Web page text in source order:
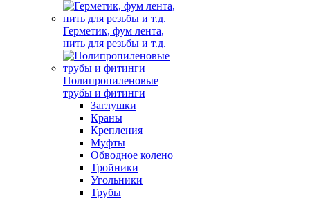
Герметик, фум лента,
нить для резьбы и т.д.
Полипропиленовые
трубы и фитинги
Заглушки
Краны
Крепления
Муфты
Обводное колено
Тройники
Угольники
Трубы